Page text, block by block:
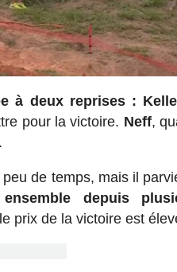
à deux reprises :
pour la victoire. Neff,
de temps, mais il
depuis
prix de la victoire est